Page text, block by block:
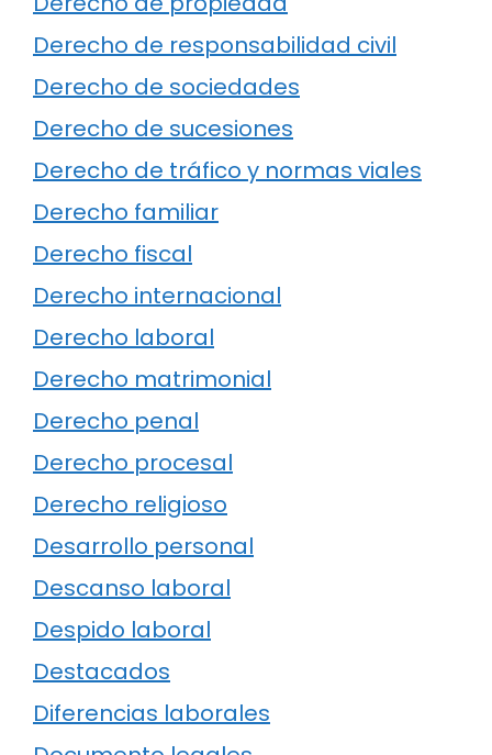
Derecho de responsabilidad civil
Derecho de sociedades
Derecho de sucesiones
Derecho de tráfico y normas viales
Derecho familiar
Derecho fiscal
Derecho internacional
Derecho laboral
Derecho matrimonial
Derecho penal
Derecho procesal
Derecho religioso
Desarrollo personal
Descanso laboral
Despido laboral
Destacados
Diferencias laborales